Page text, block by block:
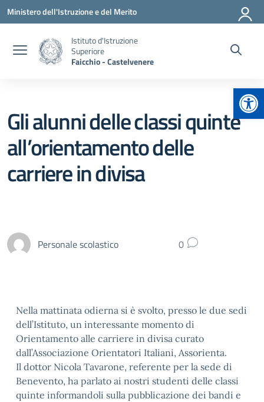
Vai ai contenuti
Vai al menu di navigazione
Vai al footer
Ministero dell'Istruzione e del Merito
Istituto d'Istruzione
Superiore
Faicchio - Castelvenere
Gli alunni delle classi quinte
all’orientamento delle
carriere in divisa
Personale scolastico 0
Nella mattinata odierna si è svolto, presso le due sedi
dell’Istituto, un interessante momento di
Orientamento alle carriere in divisa curato
dall’Associazione Orientatori Italiani, Assorienta.
Il dottor Nicola Tavarone, referente per la sede di
Benevento, ha parlato ai nostri studenti delle classi
quinte informandoli sulla pubblicazione dei bandi e